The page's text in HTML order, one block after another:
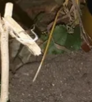
она
находки.
в